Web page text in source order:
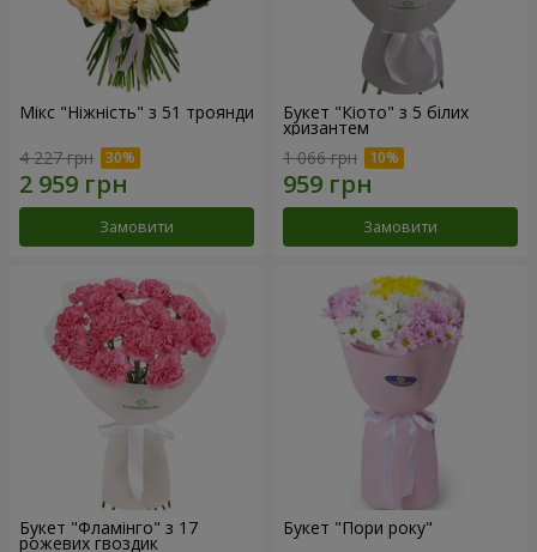
Мікс "Ніжність" з 51 троянди
4 227 грн
Замовити
Букет "Кіото" з 5 білих
хризантем
1 066 грн
Замовити
Букет "Фламінго" з 17
рожевих гвоздик
Букет "Пори року"